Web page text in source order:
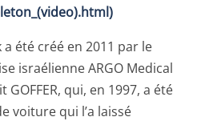
été créé en 2011 par le
israélienne ARGO Medical
qui, en 1997, a été
voiture qui l’a laissé